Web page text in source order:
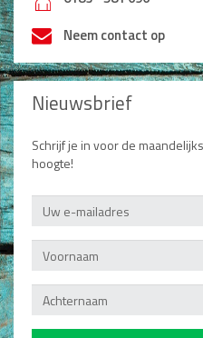
hNeem contact op
Nieuwsbrief
Schrijf je in voor de
hoogte!